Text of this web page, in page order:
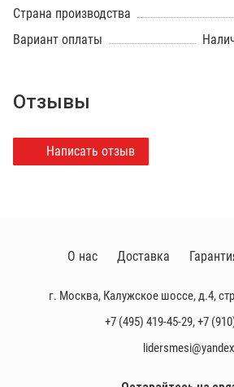
Страна производства
Вариант оплаты
Отзывы
Написать отзыв
г. Москва, Калужское шоссе, д.4,
+7 (495) 419-45-29,+7
О нас Доставка